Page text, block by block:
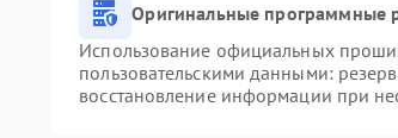
Оригинальные программные
Использование официальных
пользовательскими данными:
восстановление информации при